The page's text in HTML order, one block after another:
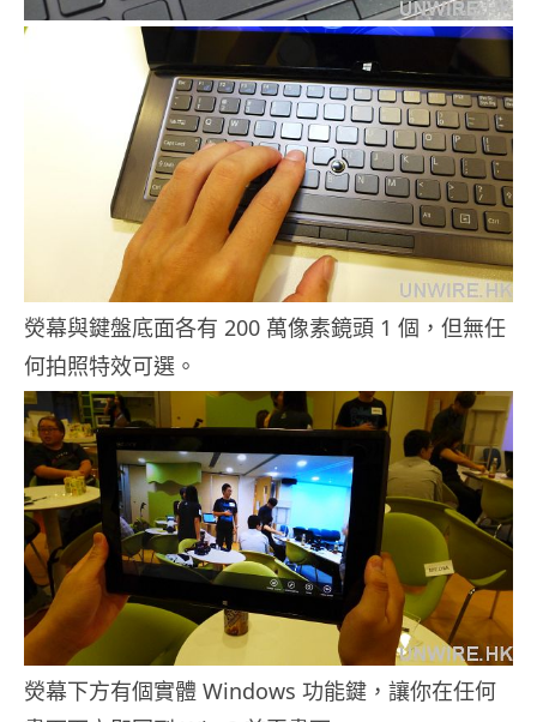
熒幕與鍵盤底面各有 200 萬像素鏡頭 1 個，但無任
何拍照特效可選。
熒幕下方有個實體 Windows 功能鍵，讓你在任何